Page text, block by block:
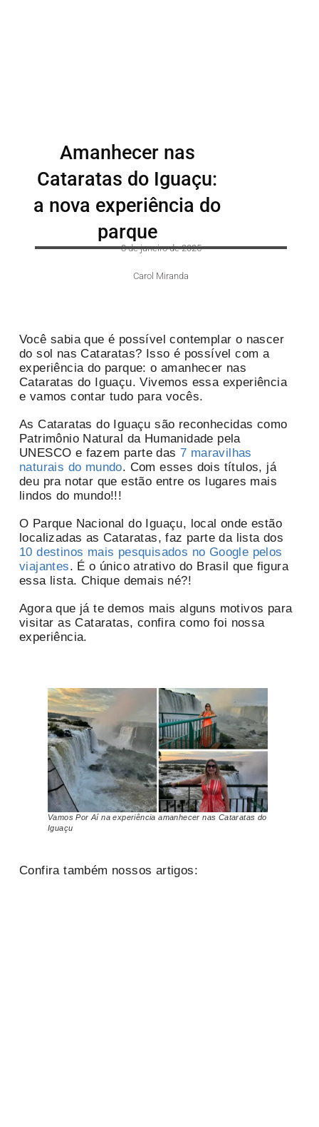
Amanhecer nas
Cataratas do Iguaçu:
a nova experiência do
parque
8 de janeiro de 2025
Carol Miranda
Você sabia que é possível contemplar o nascer
do sol nas Cataratas? Isso é possível com a
experiência do parque: o amanhecer nas
Cataratas do Iguaçu. Vivemos essa experiência
e vamos contar tudo para vocês.
As Cataratas do Iguaçu são reconhecidas como
Patrimônio Natural da Humanidade pela
UNESCO e fazem parte das 7 maravilhas
naturais do mundo. Com esses dois títulos, já
deu pra notar que estão entre os lugares mais
lindos do mundo!!!
O Parque Nacional do Iguaçu, local onde estão
localizadas as Cataratas, faz parte da lista dos
10 destinos mais pesquisados no Google pelos
viajantes. É o único atrativo do Brasil que figura
essa lista. Chique demais né?!
Agora que já te demos mais alguns motivos para
visitar as Cataratas, confira como foi nossa
experiência.
Vamos Por Aí na experiência amanhecer nas Cataratas do
Iguaçu
Confira também nossos artigos: